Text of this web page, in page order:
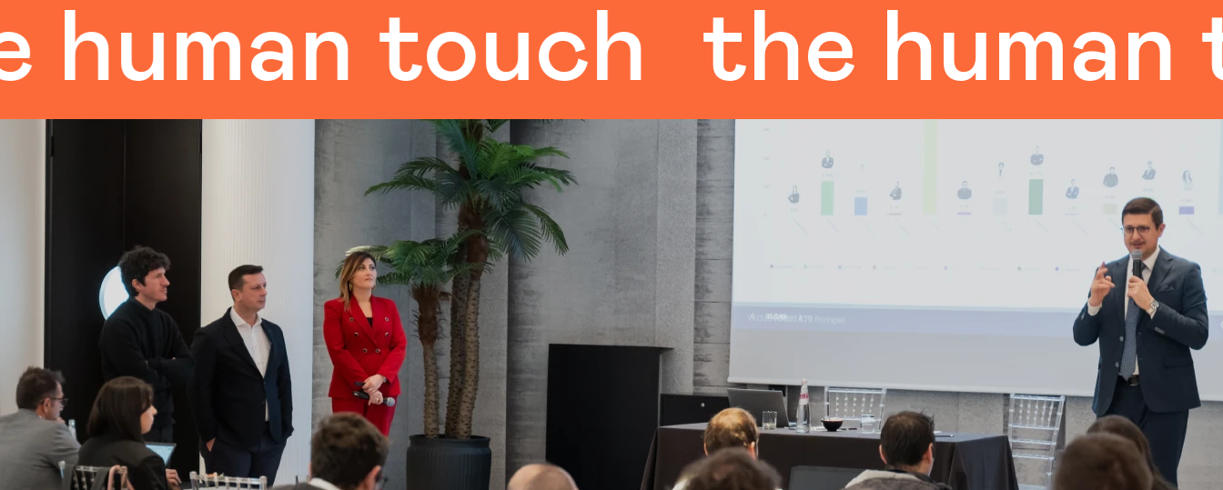
touch the human